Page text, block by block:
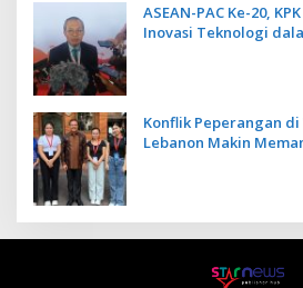
ASEAN-PAC Ke-20,
Inovasi Teknologi
Konflik Peperangan
Lebanon Makin